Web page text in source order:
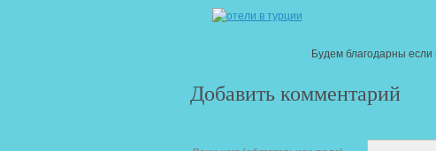
Будем благодарны если
Добавить комментарий